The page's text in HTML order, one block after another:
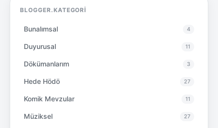
BLOGGER.KATEGORI
Bunalımsal 4
Duyurusal 11
Dökümanlarım 3
Hede Hödö 27
Komik Mevzular 11
Müziksel 27